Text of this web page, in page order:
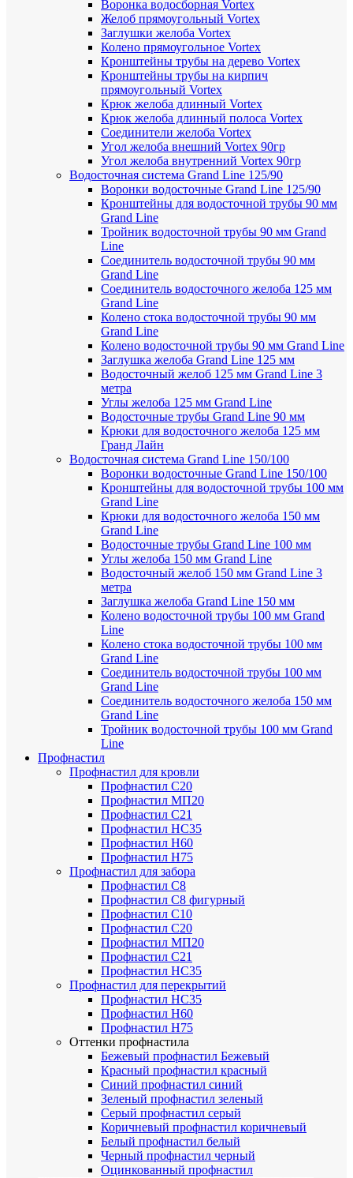
Воронка водосборная Vortex
Желоб прямоугольный Vortex
Заглушки желоба Vortex
Колено прямоугольное Vortex
Кронштейны трубы на дерево Vortex
Кронштейны трубы на кирпич
прямоугольный Vortex
Крюк желоба длинный Vortex
Крюк желоба длинный полоса Vortex
Соединители желоба Vortex
Угол желоба внешний Vortex 90гр
Угол желоба внутренний Vortex 90гр
Водосточная система Grand Line 125/90
Воронки водосточные Grand Line 125/90
Кронштейны для водосточной трубы 90 мм
Grand Line
Тройник водосточной трубы 90 мм Grand
Line
Соединитель водосточной трубы 90 мм
Grand Line
Соединитель водосточного желоба 125 мм
Grand Line
Колено стока водосточной трубы 90 мм
Grand Line
Колено водосточной трубы 90 мм Grand Line
Заглушка желоба Grand Line 125 мм
Водосточный желоб 125 мм Grand Line 3
метра
Углы желоба 125 мм Grand Line
Водосточные трубы Grand Line 90 мм
Крюки для водосточного желоба 125 мм
Гранд Лайн
Водосточная система Grand Line 150/100
Воронки водосточные Grand Line 150/100
Кронштейны для водосточной трубы 100 мм
Grand Line
Крюки для водосточного желоба 150 мм
Grand Line
Водосточные трубы Grand Line 100 мм
Углы желоба 150 мм Grand Line
Водосточный желоб 150 мм Grand Line 3
метра
Заглушка желоба Grand Line 150 мм
Колено водосточной трубы 100 мм Grand
Line
Колено стока водосточной трубы 100 мм
Grand Line
Соединитель водосточной трубы 100 мм
Grand Line
Соединитель водосточного желоба 150 мм
Grand Line
Тройник водосточной трубы 100 мм Grand
Line
Профнастил
Профнастил для кровли
Профнастил С20
Профнастил МП20
Профнастил С21
Профнастил НС35
Профнастил Н60
Профнастил Н75
Профнастил для забора
Профнастил С8
Профнастил С8 фигурный
Профнастил С10
Профнастил С20
Профнастил МП20
Профнастил С21
Профнастил НС35
Профнастил для перекрытий
Профнастил НС35
Профнастил Н60
Профнастил Н75
Оттенки профнастила
Бежевый профнастил Бежевый
Красный профнастил красный
Синий профнастил синий
Зеленый профнастил зеленый
Серый профнастил серый
Коричневый профнастил коричневый
Белый профнастил белый
Черный профнастил черный
Оцинкованный профнастил